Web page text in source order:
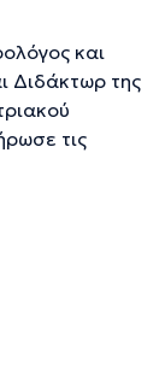
και
Διδάκτωρ της
τις
πολυετή